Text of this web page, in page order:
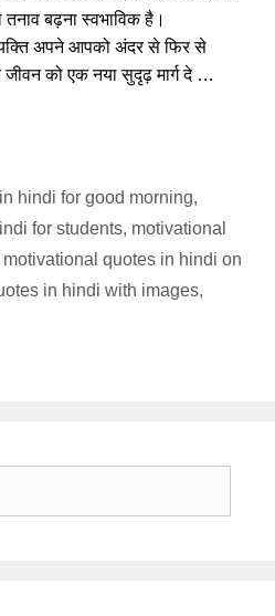
बढ़ना स्वभाविक है।
अपने आपको अंदर से फिर से
को एक नया सुदृढ़ मार्ग दे …
hindi for good morning,
for students, motivational
motivational quotes in hindi on
in hindi with images,